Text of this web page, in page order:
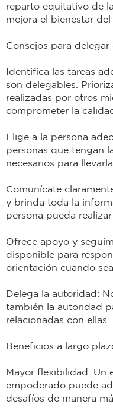
reparto equitativo de
mejora el bienestar del
Consejos para delegar
Identifica las tareas
son delegables.
realizadas por otros
comprometer la
Elige a la persona
personas que tengan
necesarios para
Comunícate
y brinda toda la
persona pueda
Ofrece apoyo y
disponible para
orientación cuando
Delega la autoridad:
también la autoridad
relacionadas con ellas.
Beneficios a largo
Mayor flexibilidad: Un
empoderado puede
desafíos de manera